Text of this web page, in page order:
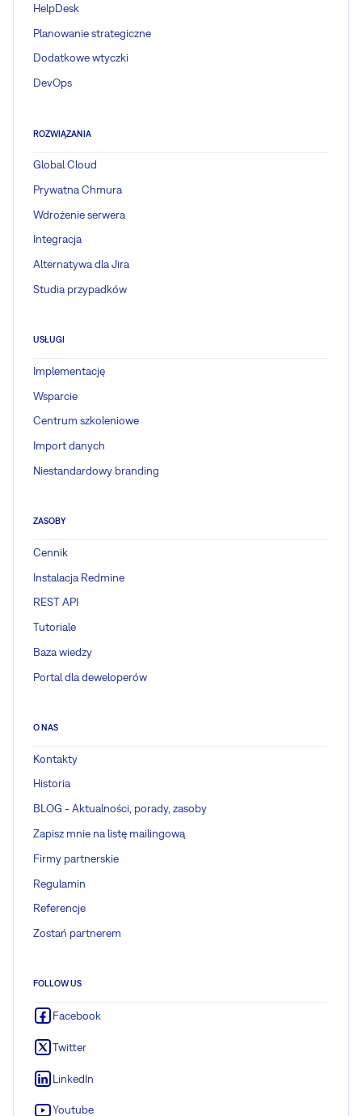
HelpDesk
Planowanie strategiczne
Dodatkowe wtyczki
DevOps
ROZWIĄZANIA
Global Cloud
Prywatna Chmura
Wdrożenie serwera
Integracja
Alternatywa dla Jira
Studia przypadków
USŁUGI
Implementację
Wsparcie
Centrum szkoleniowe
Import danych
Niestandardowy branding
ZASOBY
Cennik
Instalacja Redmine
REST API
Tutoriale
Baza wiedzy
Portal dla deweloperów
O NAS
Kontakty
Historia
BLOG - Aktualności, porady, zasoby
Zapisz mnie na listę mailingową
Firmy partnerskie
Regulamin
Referencje
Zostań partnerem
FOLLOW US
Facebook
Twitter
LinkedIn
Youtube